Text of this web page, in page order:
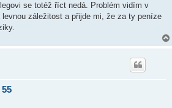
se totéž říct nedá. Problém vidím v
levnou záležitost a přijde mi, že za ty peníze